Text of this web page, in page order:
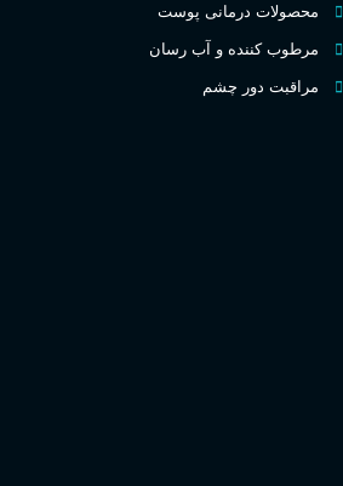
محصولات درمانی پوست
مرطوب کننده و آب رسان
مراقبت دور چشم